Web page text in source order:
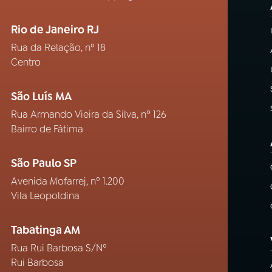
Rio de Janeiro RJ
Rua da Relação, nº 18
Centro
São Luís MA
Rua Armando Vieira da Silva, nº 126
Bairro de Fátima
São Paulo SP
Avenida Mofarrej, nº 1.200
Vila Leopoldina
Tabatinga AM
Rua Rui Barbosa S/Nº
Rui Barbosa